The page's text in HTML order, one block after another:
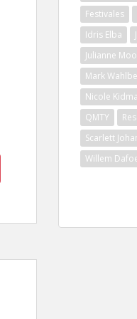
Festivales
Idris Elba
Julianne
Mark
Nicole
QMTY
Scarlett
Willem